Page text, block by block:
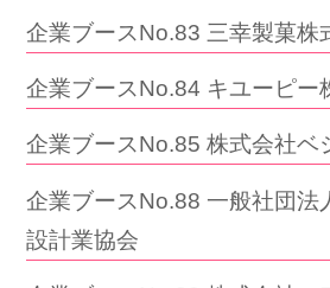
企業ブースNo.83 三幸製菓株
企業ブースNo.84 キユーピー
企業ブースNo.85 株式会社ベ
企業ブースNo.88 一般社団法
設計業協会